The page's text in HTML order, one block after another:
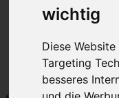
wichtig
Diese
Targeting
besseres
Ungelesene
MLCD-Ausstellung
FAQ
MLCD-Seiten